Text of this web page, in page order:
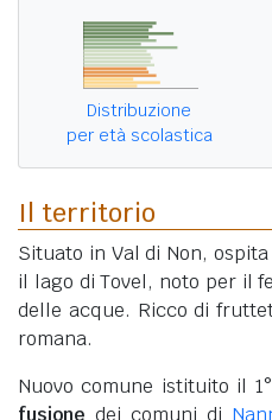
Distribuzione
per età scolastica
Il territorio
Situato in Val di Non,
il lago di Tovel, noto per il
delle acque. Ricco di
romana.
Nuovo comune istituito il